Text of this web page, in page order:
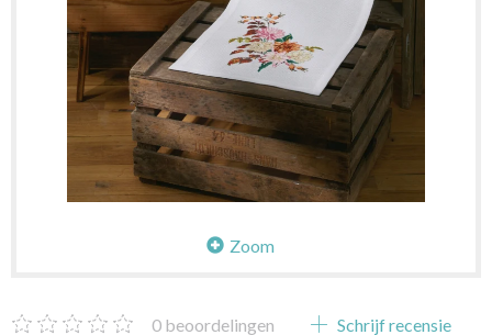
Zoom
0 beoordelingen Schrijf recensie